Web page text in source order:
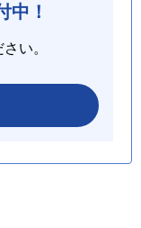
中！
い。